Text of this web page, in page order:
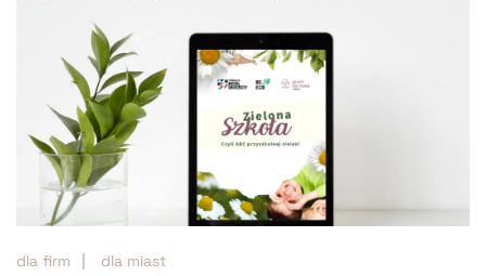
dla firm dla miast